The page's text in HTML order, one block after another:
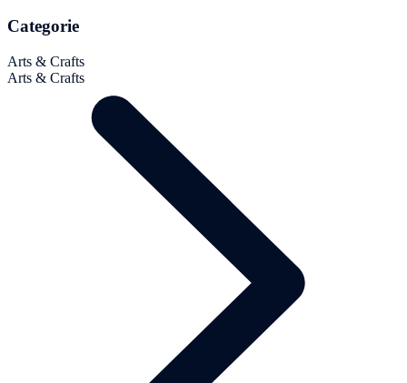
Categorie
Arts & Crafts
Arts & Crafts